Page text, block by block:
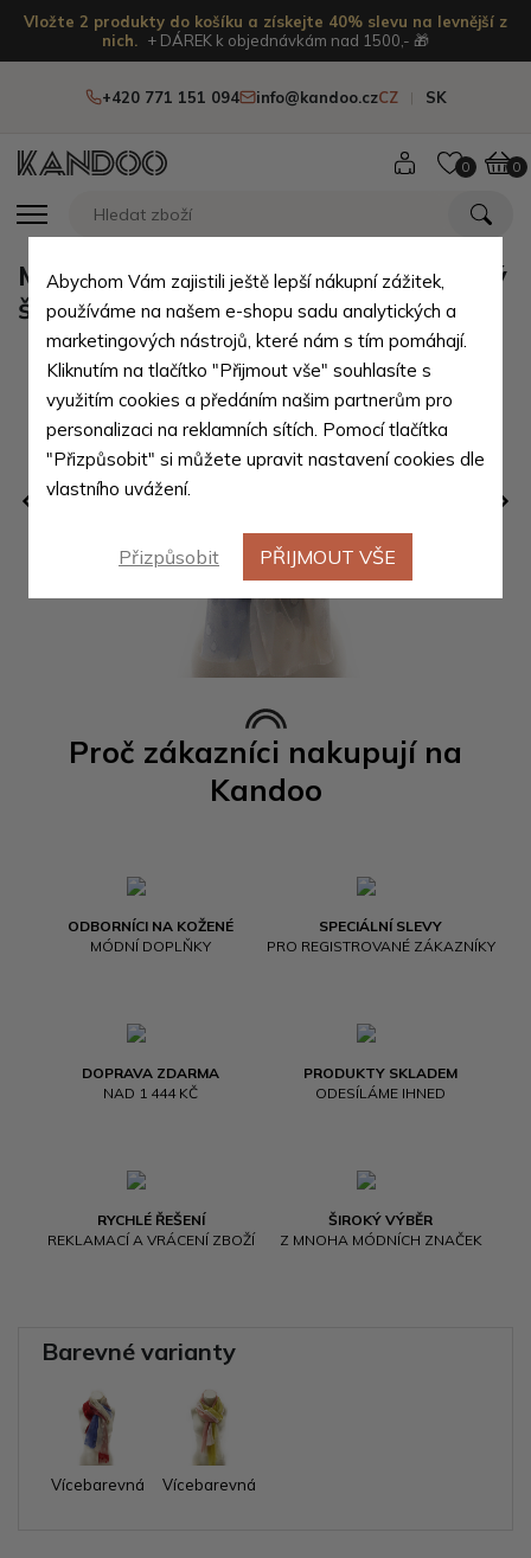
Vložte 2 produkty do košíku a získejte 40% slevu na levnější z
nich.
+ DÁREK k objednávkám nad 1500,- 🎁
+420 771 151 094 info@kandoo.czCZ SK
0 0
Proč zákazníci nakupují na
Kandoo
ODBORNÍCI NA KOŽENÉ
MÓDNÍ DOPLŇKY
SPECIÁLNÍ SLEVY
PRO REGISTROVANÉ ZÁKAZNÍKY
DOPRAVA ZDARMA
NAD 1 444 KČ
PRODUKTY SKLADEM
ODESÍLÁME IHNED
RYCHLÉ ŘEŠENÍ
REKLAMACÍ A VRÁCENÍ ZBOŽÍ
ŠIROKÝ VÝBĚR
Z MNOHA MÓDNÍCH ZNAČEK
Modrý dámský elegantní hedvábný
šátek Caroline
Barevné varianty
Vícebarevná Vícebarevná
Abychom Vám zajistili ještě lepší nákupní zážitek,
používáme na našem e-shopu sadu analytických a
marketingových nástrojů, které nám s tím pomáhají.
Kliknutím na tlačítko "Přijmout vše" souhlasíte s
využitím cookies a předáním našim partnerům pro
personalizaci na reklamních sítích. Pomocí tlačítka
"Přizpůsobit" si můžete upravit nastavení cookies dle
vlastního uvážení.
Přizpůsobit PŘIJMOUT VŠE